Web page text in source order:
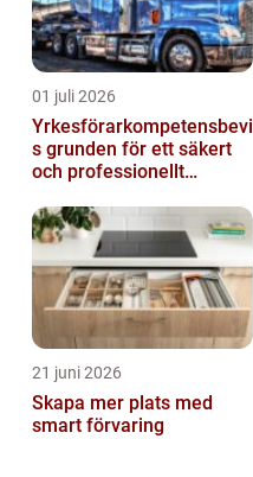
01 juli 2026
Yrkesförarkompetensbevi
s grunden för ett säkert
och professionellt
21 juni 2026
Skapa mer plats med
smart förvaring